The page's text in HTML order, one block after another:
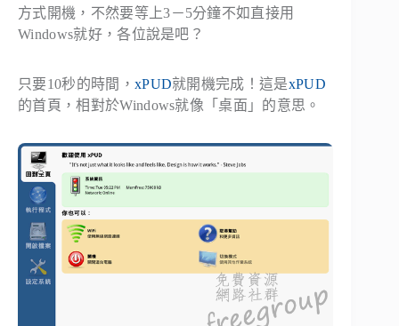
方式開機，不然要等上3－5分鐘不如直接用
Windows就好，各位說是吧？
只要10秒的時間， xPUD就開機完成！這是xPUD
的首頁，相對於Windows就像「桌面」的意思。